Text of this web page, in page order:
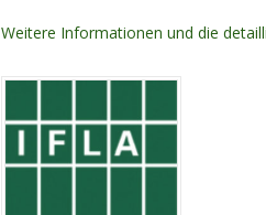
Weitere Informationen und die